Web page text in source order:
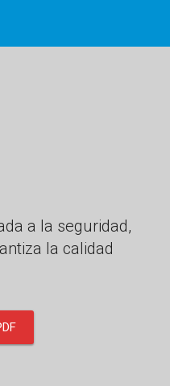
a la seguridad,
la calidad